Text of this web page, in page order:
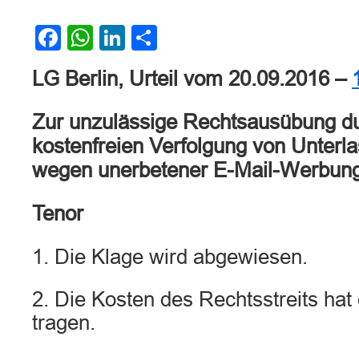
Facebook
WhatsApp
LinkedIn
LG Berlin, Urteil vom 20.09.2016 –
Zur unzulässige Rechtsausübung
kostenfreien Verfolgung von
wegen unerbetener E-Mail-
Tenor
1. Die Klage wird abgewiesen.
2. Die Kosten des Rechtsstreits
tragen.